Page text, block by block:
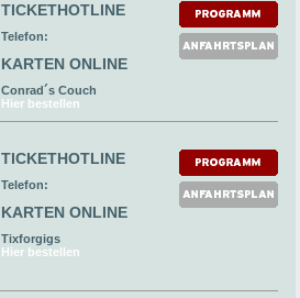
TICKETHOTLINE
Telefon:
KARTEN ONLINE
Conrad´s Couch
Hier bestellen
TICKETHOTLINE
Telefon:
KARTEN ONLINE
Tixforgigs
Hier bestellen